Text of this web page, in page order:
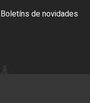
Boletíns de novidades